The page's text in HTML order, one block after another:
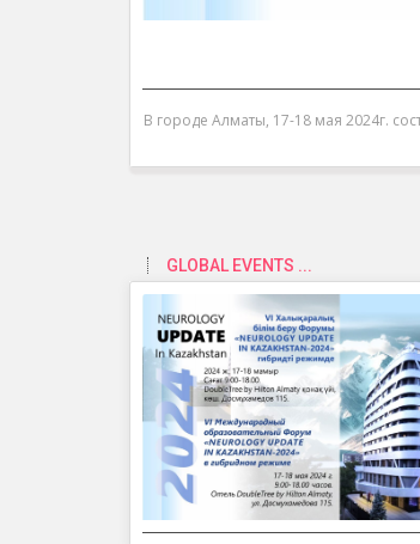
В городе Алматы, 17-18 мая 2024г.
GLOBAL EVENTS ...